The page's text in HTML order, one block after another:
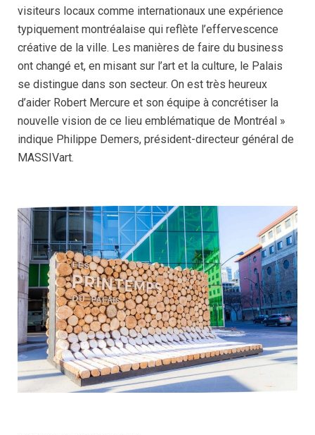
visiteurs locaux comme internationaux une expérience
typiquement montréalaise qui reflète l’effervescence
créative de la ville. Les manières de faire du business
ont changé et, en misant sur l’art et la culture, le Palais
se distingue dans son secteur. On est très heureux
d’aider Robert Mercure et son équipe à concrétiser la
nouvelle vision de ce lieu emblématique de Montréal »
indique Philippe Demers, président-directeur général de
MASSIVart.